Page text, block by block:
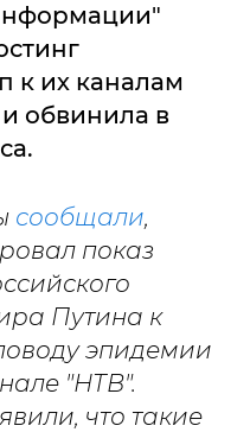
к их каналам
обвинила в
сообщали,
показ
Путина к
эпидемии
"НТВ".
что такие